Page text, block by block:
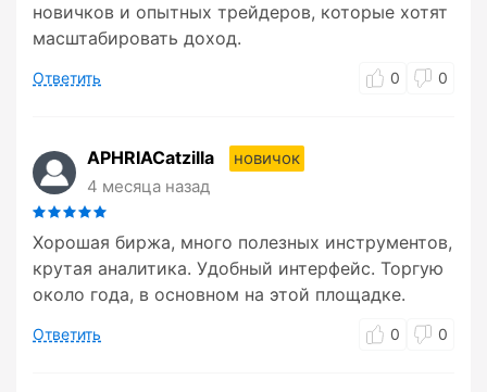
новичков и опытных трейдеров, которые хотят
масштабировать доход.
Ответить 0 0
APHRIACatzilla
новичок
4 месяца назад
Хорошая биржа, много полезных инструментов,
крутая аналитика. Удобный интерфейс. Торгую
около года, в основном на этой площадке.
Ответить 0 0